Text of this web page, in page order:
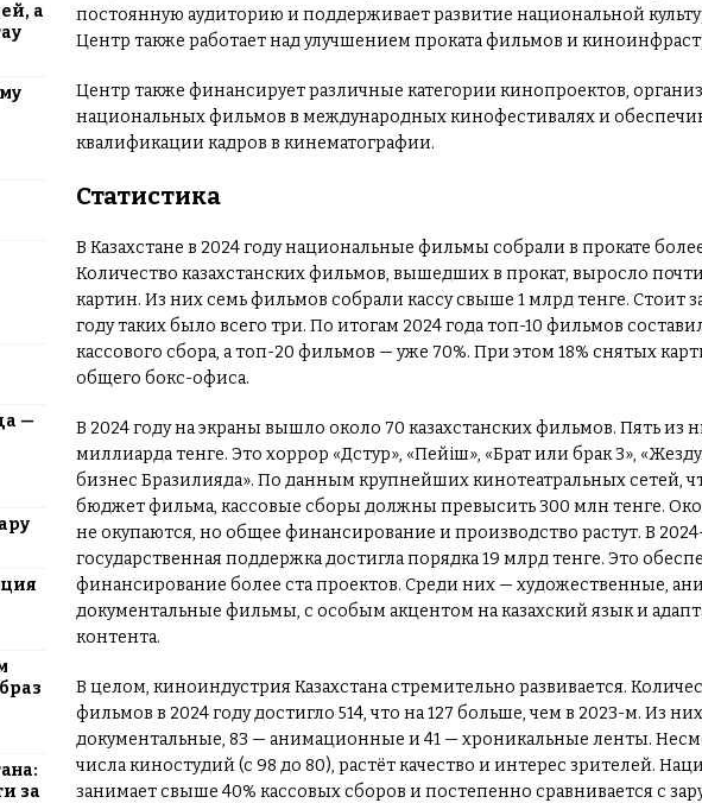
постоянную аудиторию и поддерживает развитие национальной
Центр также работает над улучшением проката фильмов и
Центр также финансирует различные категории кинопроектов,
национальных фильмов в международных кинофестивалях и
квалификации кадров в кинематографии.
Статистика
В Казахстане в 2024 году национальные фильмы собрали в прокате
Количество казахстанских фильмов, вышедших в прокат, выросло почти
картин. Из них семь фильмов собрали кассу свыше 1 млрд тенге. Стоит
году таких было всего три. По итогам 2024 года топ-10 фильмов
кассового сбора, а топ-20 фильмов — уже 70%. При этом 18% снятых
общего бокс-офиса.
В 2024 году на экраны вышло около 70 казахстанских фильмов. Пять из
миллиарда тенге. Это хоррор «Дәстур», «Пейіш», «Брат или брак 3»,
бизнес Бразилияда». По данным крупнейших кинотеатральных сетей,
бюджет фильма, кассовые сборы должны превысить 300 млн тенге.
не окупаются, но общее финансирование и производство растут. В
государственная поддержка достигла порядка 19 млрд тенге. Это
финансирование более ста проектов. Среди них — художественные,
документальные фильмы, с особым акцентом на казахский язык и
контента.
В целом, киноиндустрия Казахстана стремительно развивается.
фильмов в 2024 году достигло 514, что на 127 больше, чем в 2023-м. Из
документальные, 83 — анимационные и 41 — хроникальные ленты.
числа киностудий (с 98 до 80), растёт качество и интерес зрителей.
занимает свыше 40% кассовых сборов и постепенно сравнивается с
а
—
за